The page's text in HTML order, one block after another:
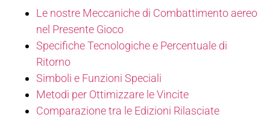
Le nostre Meccaniche di Combattimento aereo
nel Presente Gioco
Specifiche Tecnologiche e Percentuale di
Ritorno
Simboli e Funzioni Speciali
Metodi per Ottimizzare le Vincite
Comparazione tra le Edizioni Rilasciate